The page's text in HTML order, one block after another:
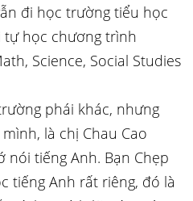
đi học trường tiểu học
tự học chương trình
Science, Social Studies
phái khác, nhưng
là chị Chau Cao
nói tiếng Anh. Bạn Chẹp
tiếng Anh rất riêng, đó là